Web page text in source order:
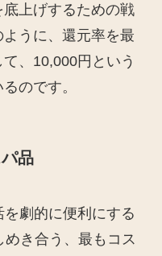
上げするための戦
うに、還元率を最
、10,000円という
のです。
品
劇的に便利にする
めき合う、最もコス